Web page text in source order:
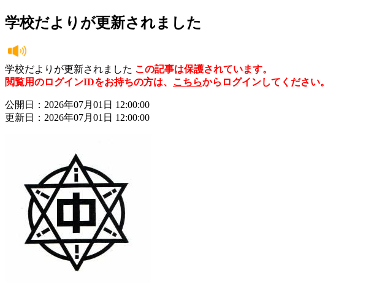
学校だよりが更新されました
学校だよりが更新されました この記事は保護されています。
閲覧用のログインIDをお持ちの方は、 こちらからログインしてください。
公開日：2026年07月01日 12:00:00
更新日：2026年07月01日 12:00:00